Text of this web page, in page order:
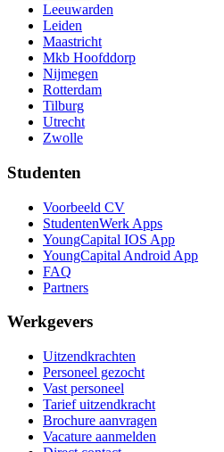
Leeuwarden
Leiden
Maastricht
Mkb Hoofddorp
Nijmegen
Rotterdam
Tilburg
Utrecht
Zwolle
Studenten
Voorbeeld CV
StudentenWerk Apps
YoungCapital IOS App
YoungCapital Android App
FAQ
Partners
Werkgevers
Uitzendkrachten
Personeel gezocht
Vast personeel
Tarief uitzendkracht
Brochure aanvragen
Vacature aanmelden